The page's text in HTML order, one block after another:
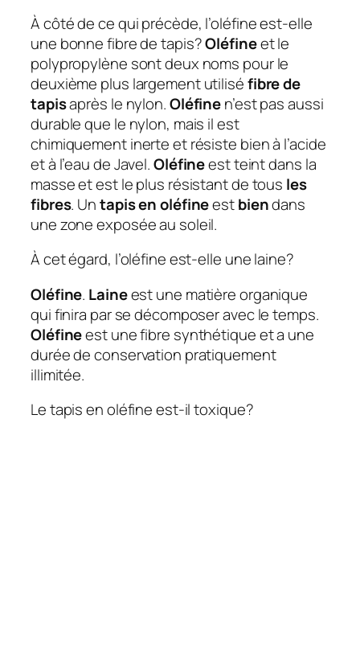
À côté de ce qui précède, l’oléfine est-elle
une bonne fibre de tapis?Oléfineet le
polypropylène sont deux noms pour le
deuxième plus largement utiliséfibre de
tapisaprès le nylon.Oléfinen’est pas aussi
durable que le nylon, mais il est
chimiquement inerte et résiste bien à l’acide
et à l’eau de Javel.Oléfineest teint dans la
masse et est le plus résistant de tous les
fibres. Untapis en oléfineestbiendans
une zone exposée au soleil.
À cet égard, l’oléfine est-elle une laine?
Oléfine. Laineest une matière organique
qui finira par se décomposer avec le temps.
Oléfineest une fibre synthétique et a une
durée de conservation pratiquement
illimitée.
Le tapis en oléfine est-il toxique?